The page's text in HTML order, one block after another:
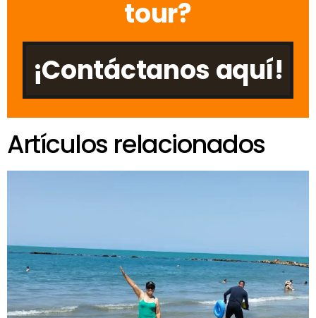
tour?
¡Contáctanos aquí!
Artículos relacionados